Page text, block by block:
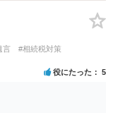
言
#相続税対策
役にたった 5